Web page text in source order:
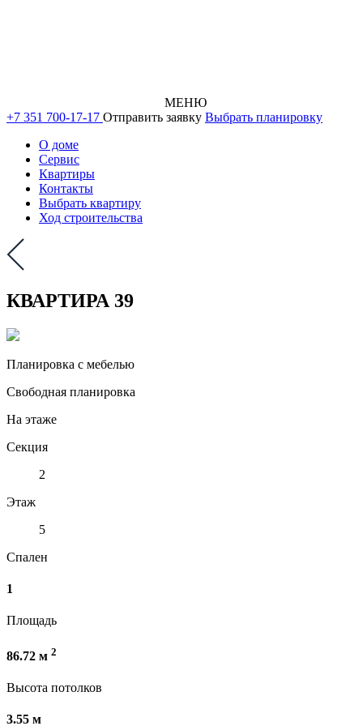
МЕНЮ
+7 351 700-17-17 Отправить заявку Выбрать планировку
О доме
Сервис
Квартиры
Контакты
Выбрать квартиру
Ход строительства
КВАРТИРА 39
Планировка с мебелью
Свободная планировка
На этаже
Секция
2
Этаж
5
Спален
1
Площадь
86.72 м 2
Высота потолков
3.55 м